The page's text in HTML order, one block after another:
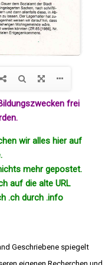
frei
wir alles hier auf
mehrgepostet.
auf die alte URL
.ch durch .info
Geschriebene spiegelt